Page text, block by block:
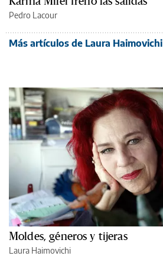
Pedro Lacour
Más artículos de Laura Haimovichi
Moldes, géneros y tijeras
Laura Haimovichi